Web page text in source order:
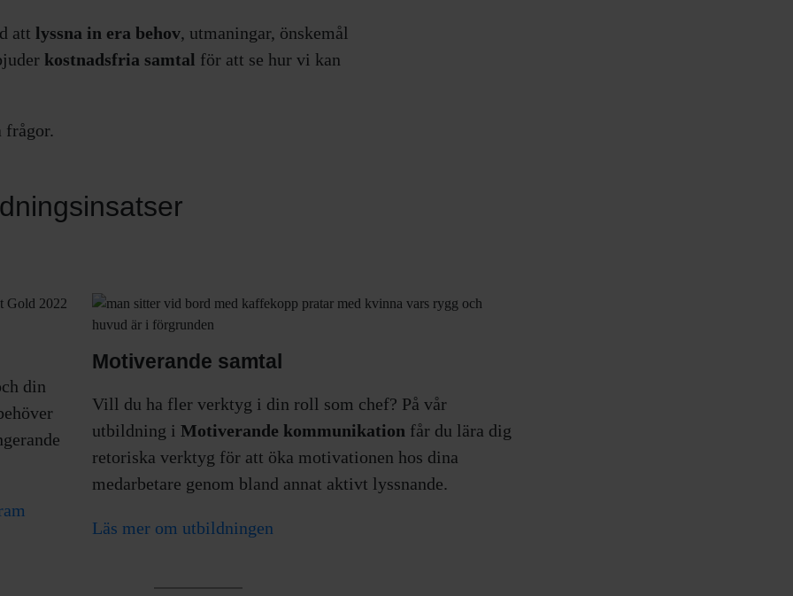
att lyssna in era behov, utmaningar, önskemål
kostnadsfria samtal för att se hur vi kan
frågor.
din
Motiverande samtal
Vill du ha fler verktyg i din roll som chef? På vår
utbildning i Motiverande kommunikation får du lära dig
retoriska verktyg för att öka motivationen hos dina
medarbetare genom bland annat aktivt lyssnande.
Läs mer om utbildningen